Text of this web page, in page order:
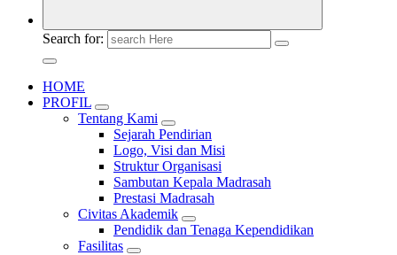
Search for:
HOME
PROFIL
Tentang Kami
Sejarah Pendirian
Logo, Visi dan Misi
Struktur Organisasi
Sambutan Kepala Madrasah
Prestasi Madrasah
Civitas Akademik
Pendidik dan Tenaga Kependidikan
Fasilitas